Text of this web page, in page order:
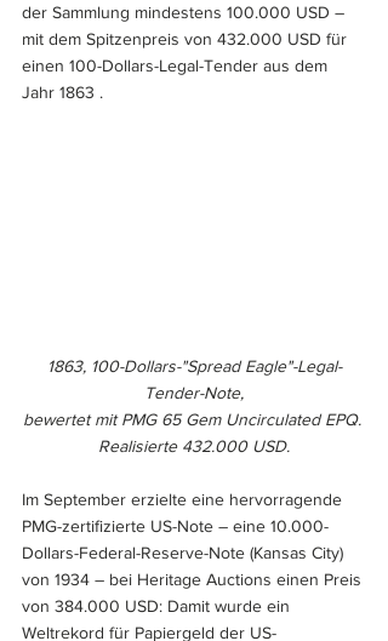
der Sammlung mindestens 100.000 USD –
mit dem Spitzenpreis von 432.000 USD für
einen 100-Dollars-Legal-Tender aus dem
Jahr 1863 .
1863, 100-Dollars-"Spread Eagle"-Legal-
Tender-Note,
bewertet mit PMG 65 Gem Uncirculated EPQ.
Realisierte 432.000 USD.
Im September erzielte eine hervorragende
PMG-zertifizierte US-Note – eine 10.000-
Dollars-Federal-Reserve-Note (Kansas City)
von 1934 – bei Heritage Auctions einen Preis
von 384.000 USD: Damit wurde ein
Weltrekord für Papiergeld der US-